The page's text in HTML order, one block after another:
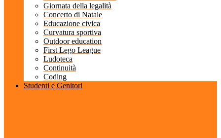
Giornata della legalità
Concerto di Natale
Educazione civica
Curvatura sportiva
Outdoor education
First Lego League
Ludoteca
Continuità
Coding
Studenti e Genitori